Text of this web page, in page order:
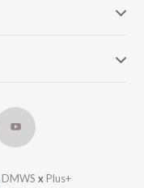
DMWS x Plus+